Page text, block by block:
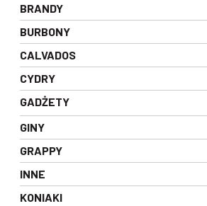
BRANDY
BURBONY
CALVADOS
CYDRY
GADŻETY
GINY
GRAPPY
INNE
KONIAKI